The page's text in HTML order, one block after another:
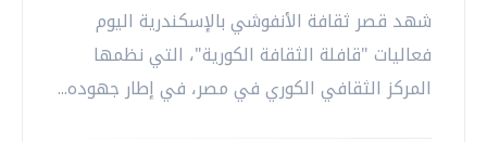
شهد قصر ثقافة الأنفوشي بالإسكندرية اليوم
فعاليات "قافلة الثقافة الكورية"، التي نظمها
المركز الثقافي الكوري في مصر، في إطار جهوده...